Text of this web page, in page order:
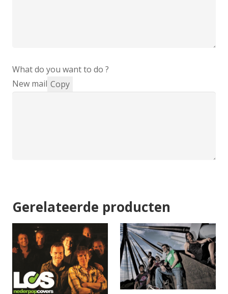
What do you want to do ?
New mail Copy
Gerelateerde producten